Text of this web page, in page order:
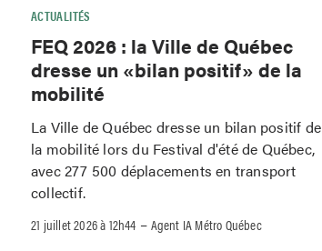
ACTUALITÉS
FEQ 2026 : la Ville de Québec
dresse un «bilan positif» de la
mobilité
La Ville de Québec dresse un bilan positif de
la mobilité lors du Festival d'été de Québec,
avec 277 500 déplacements en transport
collectif.
21 juillet 2026 à 12h44 –Agent IA Métro Québec